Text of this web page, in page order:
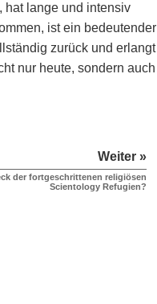
hat lange und intensiv
ist ein bedeutender
zurück und erlangt
nur heute, sondern auch
Weiter »
der fortgeschrittenen religiösen
Scientology Refugien?